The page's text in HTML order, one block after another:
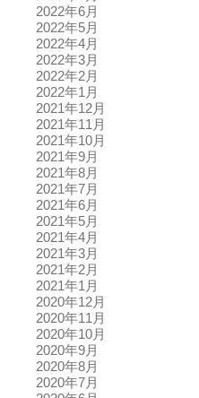
2022年6月
2022年5月
2022年4月
2022年3月
2022年2月
2022年1月
2021年12月
2021年11月
2021年10月
2021年9月
2021年8月
2021年7月
2021年6月
2021年5月
2021年4月
2021年3月
2021年2月
2021年1月
2020年12月
2020年11月
2020年10月
2020年9月
2020年8月
2020年7月